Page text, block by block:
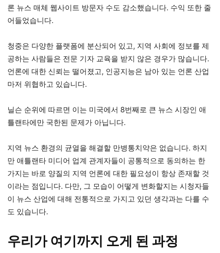
론 뉴스 매체 웹사이트 방문자 수도 감소했습니다. 수익 또한 줄
어들었습니다.
청중은 다양한 플랫폼에 분산되어 있고, 지역 사회에 정보를 제
공하는 사람들은 전문 기자 교육을 받지 않은 경우가 많습니다.
언론에 대한 신뢰는 떨어졌고, 인공지능은 남아 있는 언론 산업
마저 위협하고 있습니다.
닐슨 순위에 따르면 이는 미국에서 8번째로 큰 뉴스 시장인 애
틀랜타에만 국한된 문제가 아닙니다.
지역 뉴스 환경의 균열을 해결할 만병통치약은 없습니다. 하지
만 애틀랜타 미디어 업계 관계자들이 공통적으로 동의하는 한
가지는 바로 양질의 지역 언론에 대한 필요성이 항상 존재할 것
이라는 점입니다. 다만, 그 모습이 어떻게 변화할지는 시청자들
이 뉴스 산업에 대해 전통적으로 가지고 있던 생각과는 다를 수
도 있습니다.
우리가 여기까지 오게 된 과정